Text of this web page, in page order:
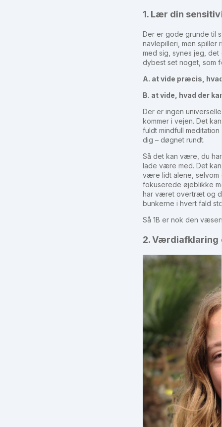
1. Lær din
Der er gode grunde til
navlepilleri, men spiller
med sig, synes jeg,
dybest set noget, som
A. at vide præcis,
B. at vide, hvad der
Der er ingen
kommer i vejen. Det
fuldt mindfull
dig – døgnet rundt.
Så det kan være, du
lade være med. Det
være lidt alene, selvom
fokuserede øjeblikke
har været overtræt og
bunkerne i hvert fald
Så 1B er nok den
2. Værdiafklaring